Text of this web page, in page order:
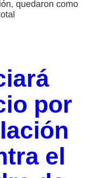
quedaron como
por
el